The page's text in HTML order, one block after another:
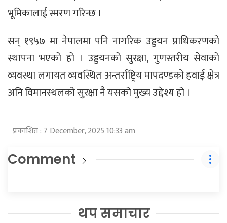
भूमिकालाई स्मरण गरिन्छ ।
सन् १९५७ मा नेपालमा पनि नागरिक उड्डयन प्राधिकरणको
स्थापना भएको हो । उड्डयनको सुरक्षा, गुणस्तरीय सेवाको
व्यवस्था लगायत व्यवस्थित अन्तर्राष्ट्रिय मापदण्डको हवाई क्षेत्र
अनि विमानस्थलको सुरक्षा नै यसको मुख्य उद्देश्य हो ।
प्रकाशित : 7 December, 2025 10:33 am
Comment
थप समाचार